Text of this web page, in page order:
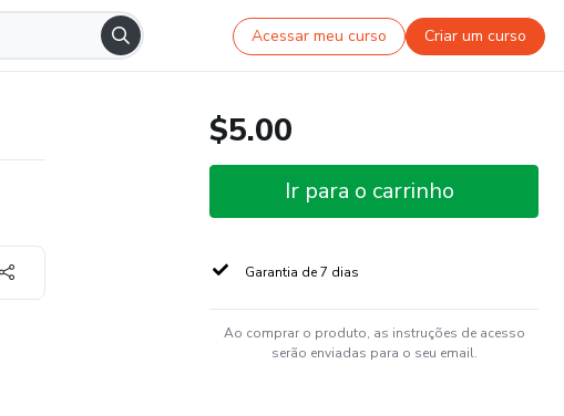
Acessar meu curso Criar um curso
$5.00
Ir para o carrinho
Garantia de 7 dias
Ao comprar o produto, as instruções de acesso
serão enviadas para o seu email.